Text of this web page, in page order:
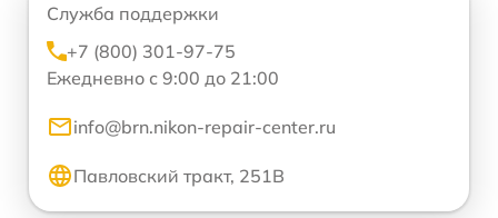
Служба поддержки
+7 (800) 301-97-75
Ежедневно с 9:00 до 21:00
info@brn.nikon-repair-center.ru
Павловский тракт, 251В